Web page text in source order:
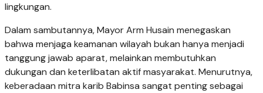
lingkungan.
Dalam sambutannya, Mayor Arm Husain menegaskan
bahwa menjaga keamanan wilayah bukan hanya menjadi
tanggung jawab aparat, melainkan membutuhkan
dukungan dan keterlibatan aktif masyarakat. Menurutnya,
keberadaan mitra karib Babinsa sangat penting sebagai